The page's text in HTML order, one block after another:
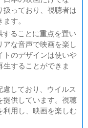
扱っており、視聴者は
す。
ることに重点を置い
な音声で映画を楽し
トのデザインは使いや
することができま
しており、ウイルス
提供しています。視聴
用し、映画を楽しむ